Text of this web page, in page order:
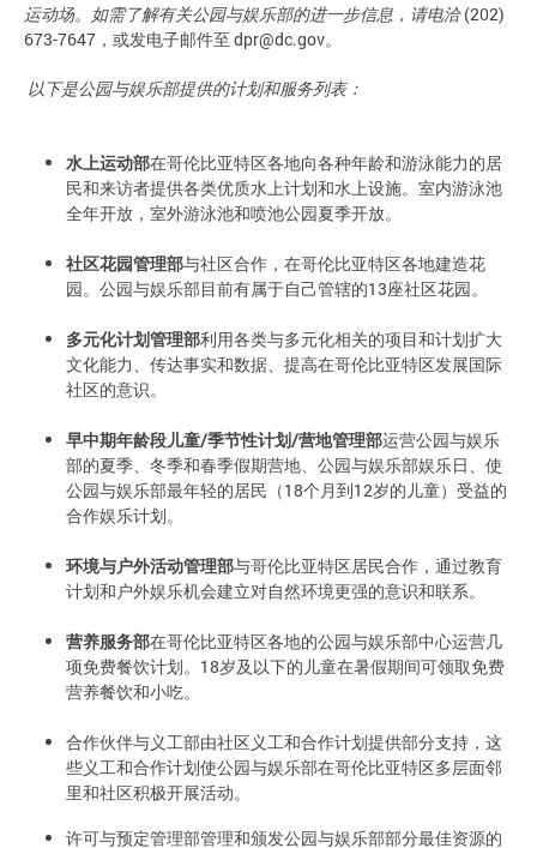
运动场。如需了解有关公园与娱乐部的进一步信息，请电洽(202)
673-7647，或发电子邮件至 dpr@dc.gov。
以下是公园与娱乐部提供的计划和服务列表：
水上运动部在哥伦比亚特区各地向各种年龄和游泳能力的居
民和来访者提供各类优质水上计划和水上设施。室内游泳池
全年开放，室外游泳池和喷池公园夏季开放。
社区花园管理部与社区合作，在哥伦比亚特区各地建造花
园。公园与娱乐部目前有属于自己管辖的13座社区花园。
多元化计划管理部利用各类与多元化相关的项目和计划扩大
文化能力、传达事实和数据、提高在哥伦比亚特区发展国际
社区的意识。
早中期年龄段儿童/季节性计划/营地管理部运营公园与娱乐
部的夏季、冬季和春季假期营地、公园与娱乐部娱乐日、使
公园与娱乐部最年轻的居民（18个月到12岁的儿童）受益的
合作娱乐计划。
环境与户外活动管理部与哥伦比亚特区居民合作，通过教育
计划和户外娱乐机会建立对自然环境更强的意识和联系。
营养服务部在哥伦比亚特区各地的公园与娱乐部中心运营几
项免费餐饮计划。18岁及以下的儿童在暑假期间可领取免费
营养餐饮和小吃。
合作伙伴与义工部由社区义工和合作计划提供部分支持，这
些义工和合作计划使公园与娱乐部在哥伦比亚特区多层面邻
里和社区积极开展活动。
许可与预定管理部管理和颁发公园与娱乐部部分最佳资源的